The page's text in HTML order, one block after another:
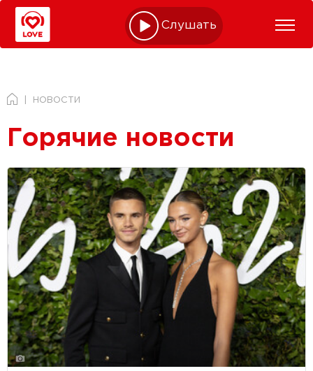
Слушать online
НОВОСТИ
Горячие новости